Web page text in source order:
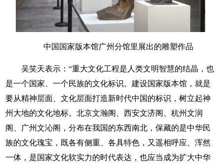
中国国家版本馆广州分馆里展出的雕塑作品
吴笑天表示：“重大文化工程是人类文明智慧的结晶，也
是一个国家、一个民族的文化标识。建设国家版本馆，就是
要从精神层面、文化层面打造新时代中国的标识，树立起神
州大地的文化地标。北京文瀚阁、西安文济阁、杭州文润
阁、广州文沁阁，分布在我国的东西南北，保藏的是中华民
族的文化瑰宝，既各有侧重、各具特色，又遥相呼应、浑然
一体，是国家文化软实力的时代表达，也应当成为扩大中华